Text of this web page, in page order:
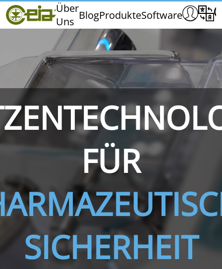
Über
Uns BlogProdukteSoftware
Home
CEIA
Messen und Veranstaltungen
THS/PH210 THS/PH210-FFV THS/
THS/PH21N-FB THS/PH21N-FFV
THS/
D25
FÜR
SICHERHEIT